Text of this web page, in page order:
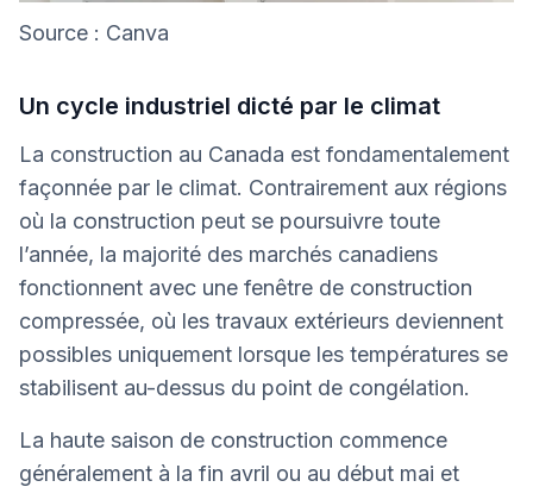
Source : Canva
Un cycle industriel dicté par le climat
La construction au Canada est fondamentalement
façonnée par le climat. Contrairement aux régions
où la construction peut se poursuivre toute
l’année, la majorité des marchés canadiens
fonctionnent avec une fenêtre de construction
compressée, où les travaux extérieurs deviennent
possibles uniquement lorsque les températures se
stabilisent au-dessus du point de congélation.
La haute saison de construction commence
généralement à la fin avril ou au début mai et